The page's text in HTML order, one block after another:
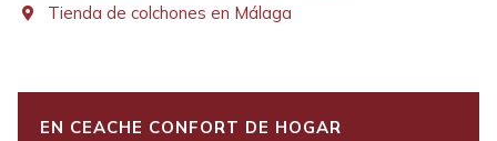
Tienda de colchones en Málaga
EN CEACHE CONFORT DE HOGAR